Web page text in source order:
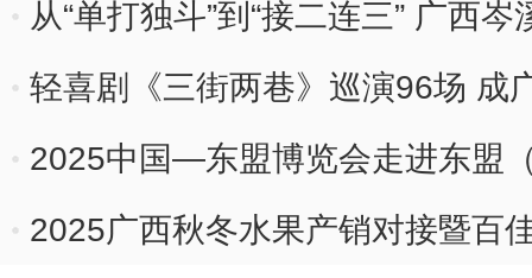
从“单打独斗”到“接二连三” 广西
轻喜剧《三街两巷》巡演96场 成
2025中国—东盟博览会走进东盟
2025广西秋冬水果产销对接暨百